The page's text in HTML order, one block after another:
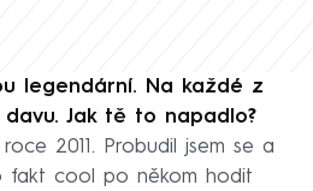
legendární. Na každé z
Jak tě to napadlo?
2011. Probudil jsem se a
fakt cool po někom hodit